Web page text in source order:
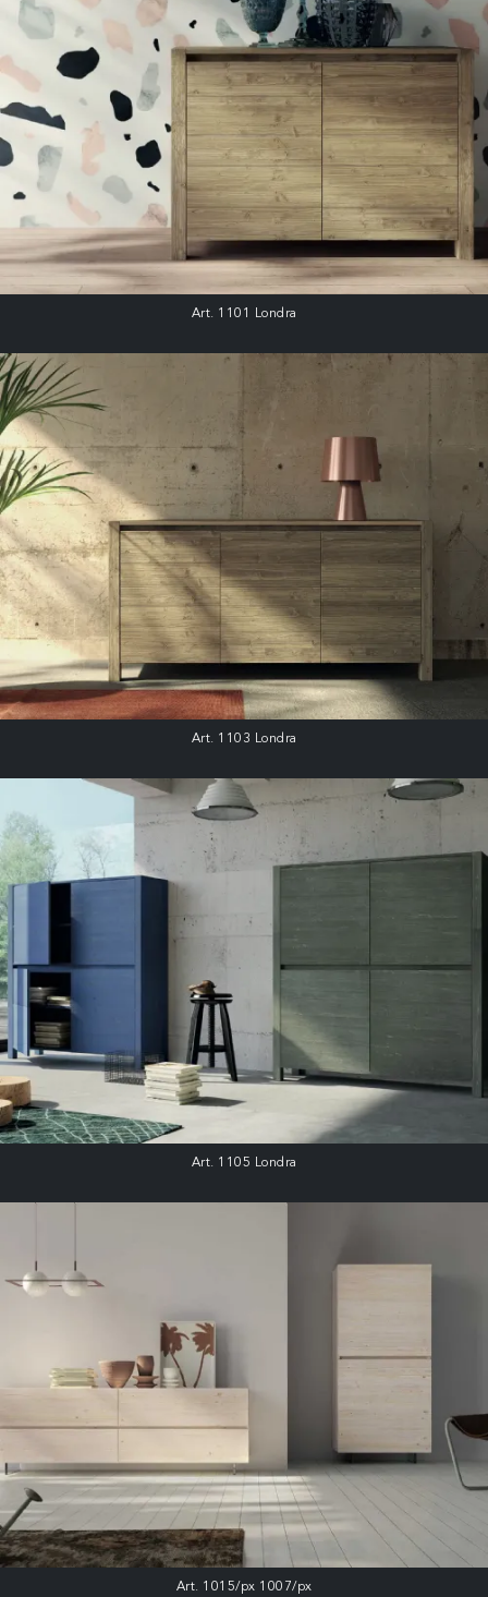
Art. 1101 Londra
Art. 1103 Londra
Art. 1105 Londra
Art. 1015/px 1007/px